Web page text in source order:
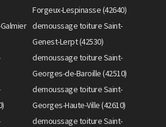
Forgeux-Lespinasse (42640)
demoussage toiture Saint-
Genest-Lerpt (42530)
demoussage toiture Saint-
Georges-de-Baroille (42510)
demoussage toiture Saint-
Georges-Haute-Ville (42610)
demoussage toiture Saint-